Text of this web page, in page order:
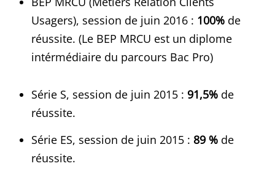
Usagers), session de juin 2016 : 100% de
réussite. (Le BEP MRCU est un diplome
intérmédiaire du parcours Bac Pro)
Série S, session de juin 2015 : 91,5% de
réussite.
Série ES, session de juin 2015 : 89 % de
réussite.